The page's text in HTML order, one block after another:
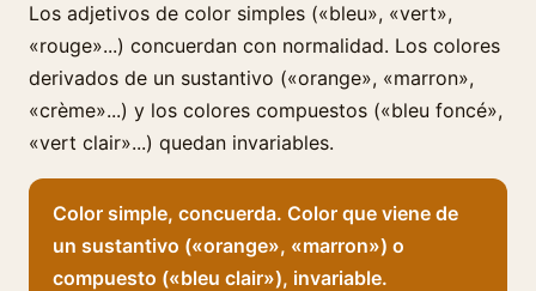
Los adjetivos de color simples («bleu», «vert»,
«rouge»...) concuerdan con normalidad. Los colores
derivados de un sustantivo («orange», «marron»,
«crème»...) y los colores compuestos («bleu foncé»,
«vert clair»...) quedan invariables.
Color simple, concuerda. Color que viene de
un sustantivo («orange», «marron») o
compuesto («bleu clair»), invariable.